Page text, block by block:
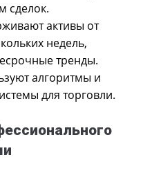
сделок.
активы от
недель,
тренды.
алгоритмы и
для торговли.